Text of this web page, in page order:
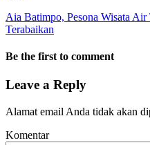
Aia Batimpo, Pesona Wisata
Terabaikan
Be the first to comment
Leave a Reply
Alamat email Anda tidak akan
Komentar